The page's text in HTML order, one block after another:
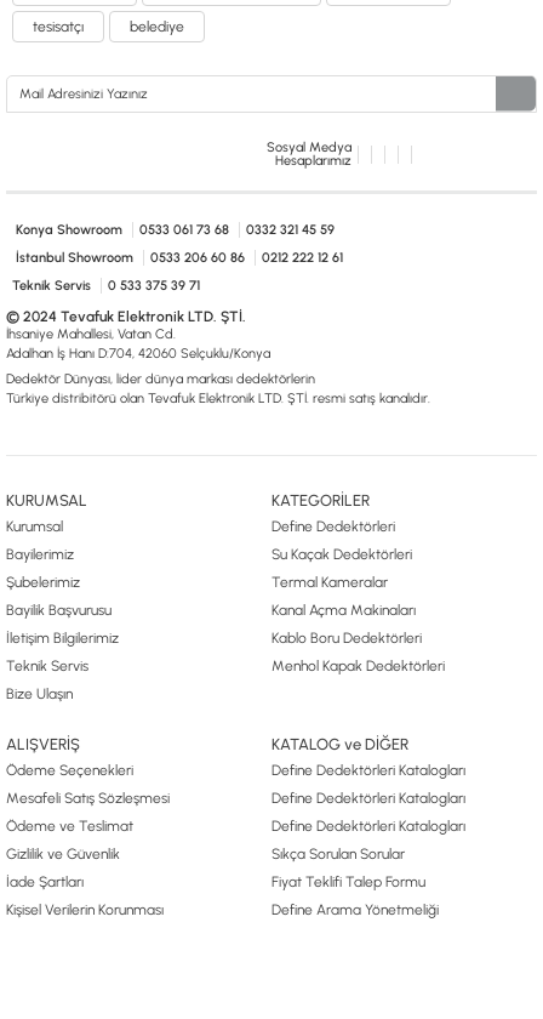
tesisatçı belediye
Sosyal Medya
Hesaplarımız
Konya Showroom 0533 061 73 68
0332 321 45 59
İstanbul Showroom
0533 206 60 86
0212 222 12 61
Teknik Servis
0 533 375 39 71
© 2024 Tevafuk Elektronik LTD. ŞTİ.
İhsaniye Mahallesi, Vatan Cd.
Adalhan İş Hanı D:704, 42060 Selçuklu/Konya
Dedektör Dünyası, lider dünya markası dedektörlerin
Türkiye distribitörü olan Tevafuk Elektronik LTD. ŞTİ. resmi satış kanalıdır.
KURUMSAL
Kurumsal
Bayilerimiz
Şubelerimiz
Bayilik Başvurusu
İletişim Bilgilerimiz
Teknik Servis
Bize Ulaşın
KATEGORİLER
Define Dedektörleri
Su Kaçak Dedektörleri
Termal Kameralar
Kanal Açma Makinaları
Kablo Boru Dedektörleri
Menhol Kapak Dedektörleri
ALIŞVERİŞ
Ödeme Seçenekleri
Mesafeli Satış Sözleşmesi
Ödeme ve Teslimat
Gizlilik ve Güvenlik
İade Şartları
Kişisel Verilerin Korunması
KATALOG ve DİĞER
Define Dedektörleri Katalogları
Define Dedektörleri Katalogları
Define Dedektörleri Katalogları
Sıkça Sorulan Sorular
Fiyat Teklifi Talep Formu
Define Arama Yönetmeliği